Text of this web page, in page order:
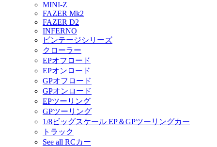
MINI-Z
FAZER Mk2
FAZER D2
INFERNO
ビンテージシリーズ
クローラー
EPオフロード
EPオンロード
GPオフロード
GPオンロード
EPツーリング
GPツーリング
1/8ビッグスケール EP＆GPツーリングカー
トラック
See all RCカー